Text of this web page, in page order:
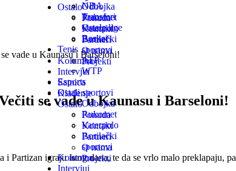
Ostalo
Ponuda
Kontakt
Partneri
O nama
Projekti
Odbojka
Rukomet
Vaterpolo
Borilački
sportovi
Kolumna
Intervjui
Satnica
Klađenje
Ostalo
Ponuda
Kontakt
Partneri
O nama
Projekti
NBA
Transferi
Ostale lige
Basket
Tenis
ATP
WTP
Esports
Ostali sportovi
Odbojka
Rukomet
Vaterpolo
Borilački
sportovi
Kolumna
Intervjui
vade u Kaunasu i Barseloni!
se vade u Kaunasu i Barseloni!
Partizan igraju istog dana, te da se vrlo malo preklapaju,